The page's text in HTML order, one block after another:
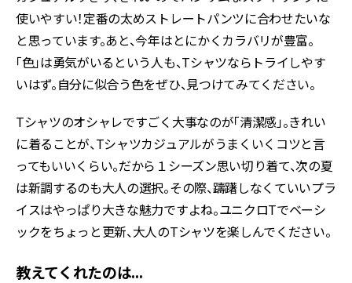
使いやすい！定番の太めストレートパンツに合わせたいな
と思っています。あと、今年はとにかくカラバリが豊富。
「色」は勇気がいるという人も、Tシャツならトライしやす
いはず。自分に似合う色をぜひ、見つけてみてください。
Tシャツのオシャレですごく大事なのが「清潔感」。きれい
に着ることが、Tシャツカジュアルがうまくいくコツと言
ってもいいくらい。だから１シーズン思い切り着て、次の夏
は新調するのも大人の選択。その際、躊躇しなくていいプラ
イスはやっぱり大きな魅力ですよね。ユニクロTでベーシ
ックをちょっと更新、大人のTシャツを楽しんでください。
教えてくれたのは...